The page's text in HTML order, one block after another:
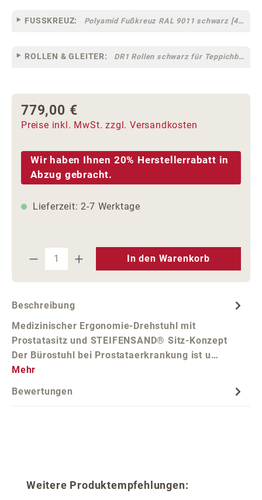
FUSSKREUZ: Polyamid Fußkreuz RAL 9011 schwarz [44]
ROLLEN & GLEITER: DR1 Rollen schwarz für Teppichböden [10]
Regulärer Preis:
779,00 €
Preise inkl. MwSt. zzgl. Versandkosten
Wir haben Ihnen 20% Herstellerrabatt in
Abzug gebracht.
Lieferzeit: 2-7 Werktage
Produkt Anzahl: Gib den
In den Warenkorb
Beschreibung
Medizinischer Ergonomie-Drehstuhl mit
Prostatasitz und STEIFENSAND® Sitz-Konzept
Der Bürostuhl bei Prostataerkrankung ist u…
Mehr
Bewertungen
Produktgalerie überspringen
Weitere Produktempfehlungen: